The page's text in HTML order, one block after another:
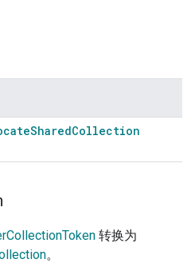
SharedCollection
转换为
。